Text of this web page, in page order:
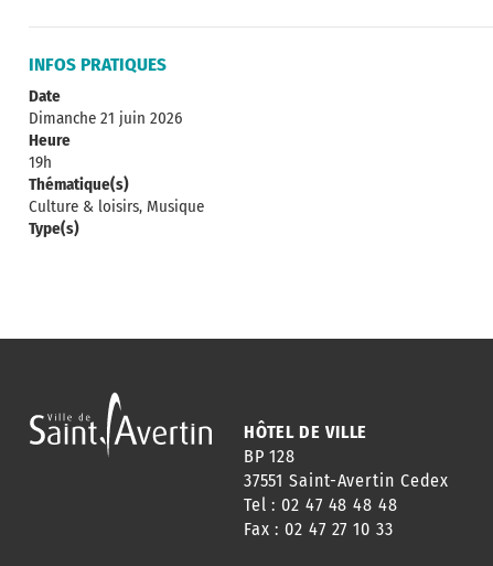
INFOS PRATIQUES
Date
Dimanche 21 juin 2026
Heure
19h
Thématique(s)
Culture & loisirs, Musique
Type(s)
HÔTEL DE VILLE
BP 128
37551 Saint-Avertin Cedex
Tel : 02 47 48 48 48
Fax : 02 47 27 10 33